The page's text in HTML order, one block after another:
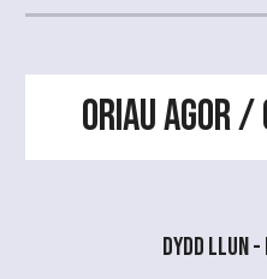
Oriau Agor /
Dydd Llun -